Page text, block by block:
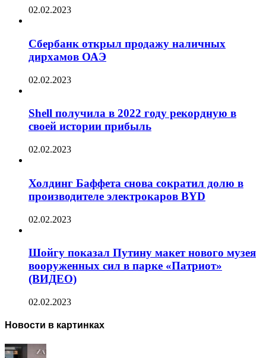
02.02.2023
Сбербанк открыл продажу наличных
дирхамов ОАЭ
02.02.2023
Shell получила в 2022 году рекордную в
своей истории прибыль
02.02.2023
Холдинг Баффета снова сократил долю в
производителе электрокаров BYD
02.02.2023
Шойгу показал Путину макет нового музея
вооруженных сил в парке «Патриот»
(ВИДЕО)
02.02.2023
Новости в картинках